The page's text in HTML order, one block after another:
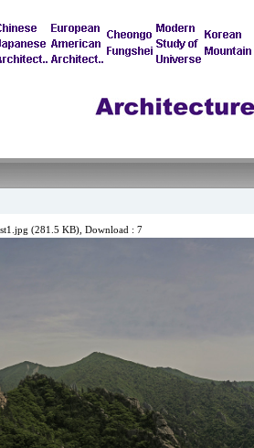
(281.5 KB) , Download : 7